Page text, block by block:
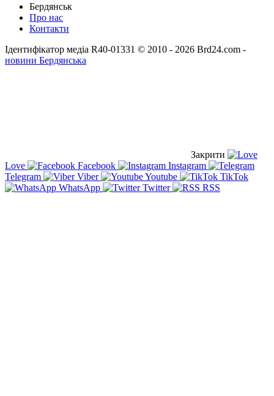
Бердянськ
Про нас
Контакти
Ідентифікатор медіа R40-01331 © 2010 - 2026 Brd24.com -
новини Бердянська
Закрити
Love
Facebook
Instagram
Telegram
Viber Youtube
TikTok
WhatsApp
Twitter RSS